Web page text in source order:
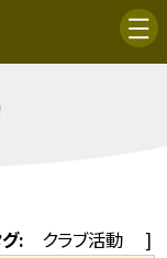
: クラブ活動 ]